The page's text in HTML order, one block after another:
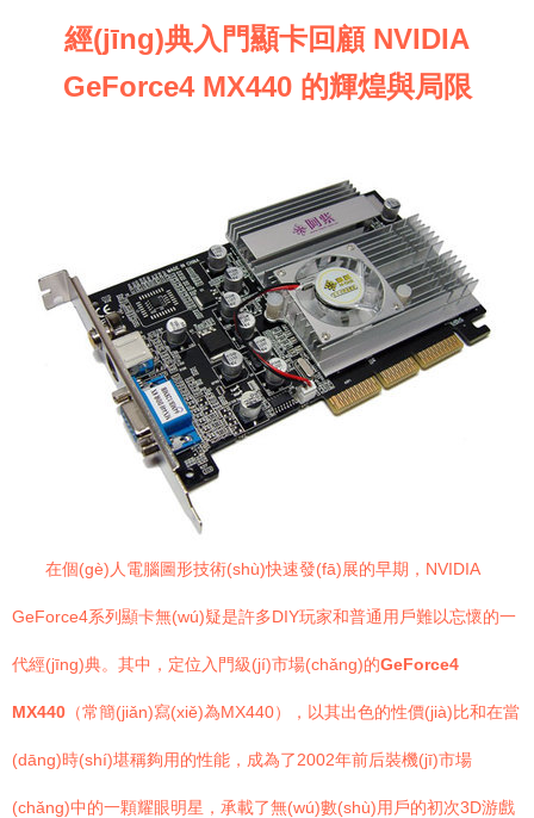
經(jīng)典入門顯卡回顧 NVIDIA
GeForce4 MX440 的輝煌與局限
在個(gè)人電腦圖形技術(shù)快速發(fā)展的早期，NVIDIA
GeForce4系列顯卡無(wú)疑是許多DIY玩家和普通用戶難以忘懷的一
代經(jīng)典。其中，定位入門級(jí)市場(chǎng)的GeForce4
MX440 （常簡(jiǎn)寫(xiě)為MX440），以其出色的性價(jià)比和在當
(dāng)時(shí)堪稱夠用的性能，成為了2002年前后裝機(jī)市場
(chǎng)中的一顆耀眼明星，承載了無(wú)數(shù)用戶的初次3D游戲